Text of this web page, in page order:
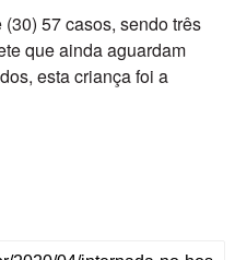
57 casos, sendo três
que ainda aguardam
esta criança foi a